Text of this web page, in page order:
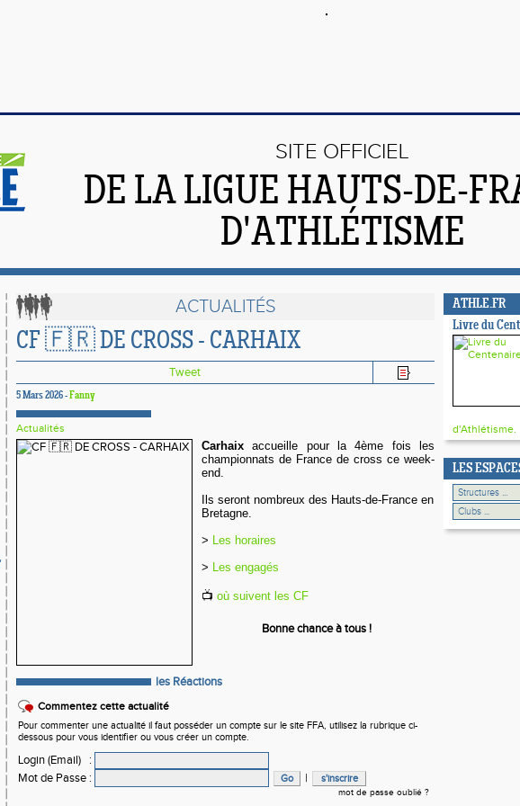
SITE OFFICIEL
DE LA LIGUE HAUTS-DE-
D'ATHLÉTISME
ACTUALITÉS
CF 🇫🇷 DE CROSS - CARHAIX
Tweet
5 Mars 2026 -Fanny
Actualités
Carhaix accueille pour la 4ème fois les
championnats de France de cross ce week-
end.
Ils seront nombreux des Hauts-de-France en
Bretagne.
> Les horaires
> Les engagés
📺 où suivent les CF
Bonne chance à tous !
les Réactions
Commentez cette actualité
Pour commenter une actualité il faut posséder un compte sur le site FFA, utilisez la rubrique ci-
dessous pour vous identifier ou vous créer un compte.
Login (Email)
:
Mot de Passe : |
mot de passe oublié ?
ATHLE.FR
Livre du
d'Athlétisme.
LES